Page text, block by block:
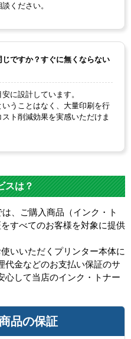
ください。
ですか？すぐに無くならない
に設計しています。
いうことはなく、大量印刷を行
ト削減効果を実感いただけま
スは？
、ご購入商品（インク・ト
すべてのお客様を対象に提供
いいただくプリンター本体に
代金などのお支払い保証のサ
心して当店のインク・トナー
品の保証